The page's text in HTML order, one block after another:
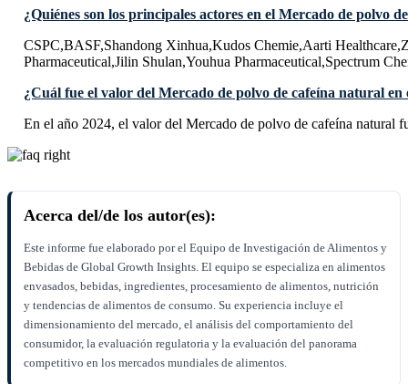
¿Quiénes son los principales actores en el Mercado de polvo
CSPC,BASF,Shandong Xinhua,Kudos Chemie,Aarti
Pharmaceutical,Jilin Shulan,Youhua Pharmaceutical,Spectrum
¿Cuál fue el valor del Mercado de polvo de cafeína natural en
En el año 2024, el valor del Mercado de polvo de cafeína natural
Acerca del/de los autor(es):
Este informe fue elaborado por el Equipo de Investigación de Alimentos y
Bebidas de Global Growth Insights. El equipo se especializa en alimentos
envasados, bebidas, ingredientes, procesamiento de alimentos, nutrición
y tendencias de alimentos de consumo. Su experiencia incluye el
dimensionamiento del mercado, el análisis del comportamiento del
consumidor, la evaluación regulatoria y la evaluación del panorama
competitivo en los mercados mundiales de alimentos.